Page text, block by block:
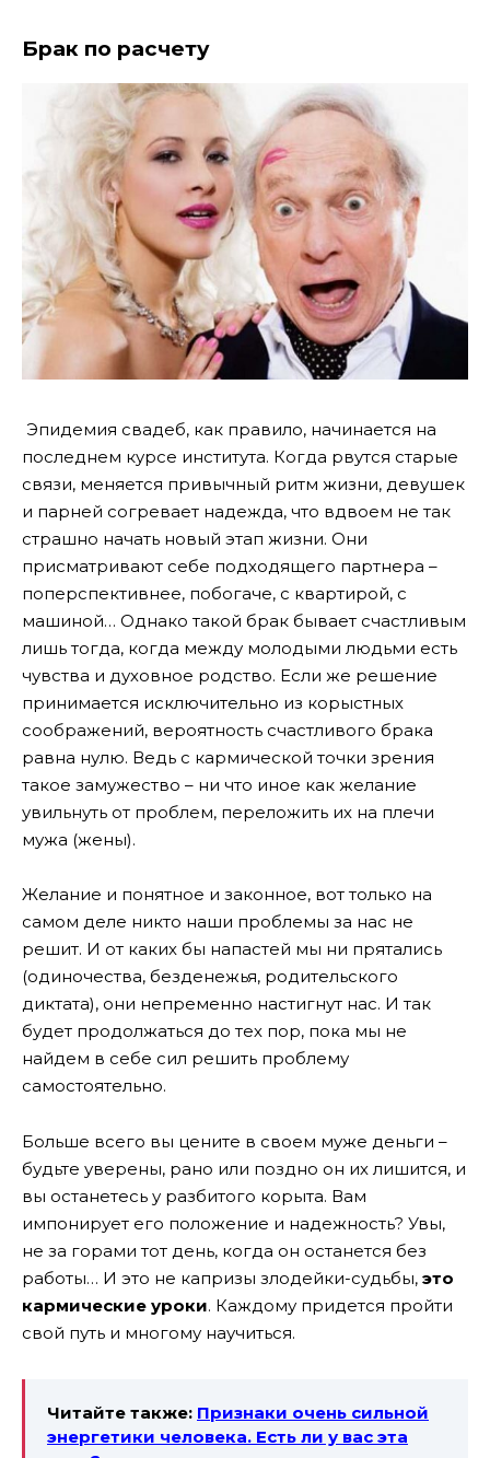
Брак по расчету
Эпидемия свадеб, как правило, начинается на
последнем курсе института. Когда рвутся старые
связи, меняется привычный ритм жизни, девушек
и парней согревает надежда, что вдвоем не так
страшно начать новый этап жизни. Они
присматривают себе подходящего партнера –
поперспективнее, побогаче, с квартирой, с
машиной… Однако такой брак бывает счастливым
лишь тогда, когда между молодыми людьми есть
чувства и духовное родство. Если же решение
принимается исключительно из корыстных
соображений, вероятность счастливого брака
равна нулю. Ведь с кармической точки зрения
такое замужество – ни что иное как желание
увильнуть от проблем, переложить их на плечи
мужа (жены).
Желание и понятное и законное, вот только на
самом деле никто наши проблемы за нас не
решит. И от каких бы напастей мы ни прятались
(одиночества, безденежья, родительского
диктата), они непременно настигнут нас. И так
будет продолжаться до тех пор, пока мы не
найдем в себе сил решить проблему
самостоятельно.
Больше всего вы цените в своем муже деньги –
будьте уверены, рано или поздно он их лишится, и
вы останетесь у разбитого корыта. Вам
импонирует его положение и надежность? Увы,
не за горами тот день, когда он останется без
работы… И это не капризы злодейки-судьбы, это
кармические уроки. Каждому придется пройти
свой путь и многому научиться.
Читайте также: Признаки очень сильной
энергетики человека. Есть ли у вас эта